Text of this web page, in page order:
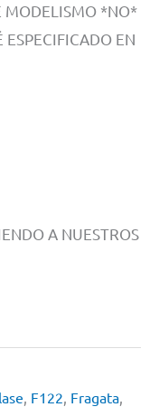
MODELISMO *NO*
EN
A NUESTROS
F122 Fragata